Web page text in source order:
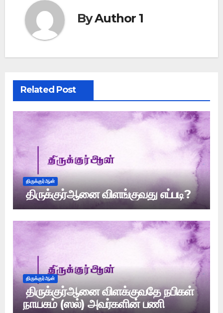
ByAuthor 1
Related Post
திருக்குர்ஆன்
திருக்குர்ஆனை விளங்குவது எப்படி?
திருக்குர்ஆன்
திருக்குர்ஆனை விளக்குவதே நபிகள்
நாயகம் (ஸல்) அவர்களின் பணி